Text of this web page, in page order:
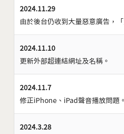
2024.11.29
由於後台仍收到大量惡意廣告，
2024.11.10
更新外部超連結網址及名稱。
2024.11.7
修正iPhone、iPad聲音播放問題。
2024.3.28